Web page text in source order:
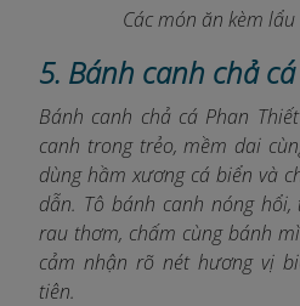
Các món ăn kèm
5. Bánh canh chả cá
Bánh canh chả cá Phan
canh trong trẻo, mềm dai
dùng hầm xương cá biển và
dẫn. Tô bánh canh nóng
rau thơm, chấm cùng bánh
cảm nhận rõ nét hương vị
tiên.